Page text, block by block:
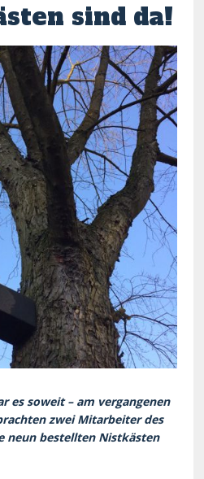
sind da!
es soweit – am vergangenen
zwei Mitarbeiter des
neun bestellten Nistkästen